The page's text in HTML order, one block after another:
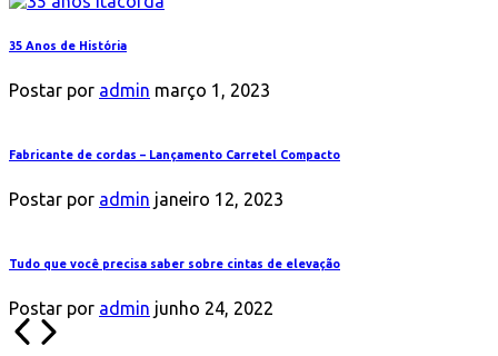
35 Anos de História
Postar por admin março 1, 2023
Fabricante de cordas – Lançamento Carretel Compacto
Postar por admin janeiro 12, 2023
Tudo que você precisa saber sobre cintas de elevação
Postar por admin junho 24, 2022